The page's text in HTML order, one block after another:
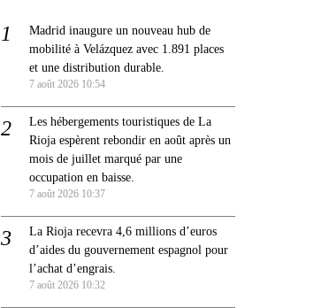
Madrid inaugure un nouveau hub de
mobilité à Velázquez avec 1.891 places
et une distribution durable.
7 août 2026 10:54
Les hébergements touristiques de La
Rioja espèrent rebondir en août après un
mois de juillet marqué par une
occupation en baisse.
7 août 2026 10:37
La Rioja recevra 4,6 millions d’euros
d’aides du gouvernement espagnol pour
l’achat d’engrais.
7 août 2026 10:32